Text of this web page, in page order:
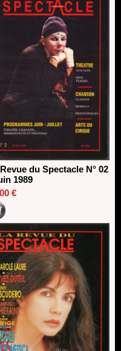
: les lauréats 2026
du Spectacle N° 02
1989
€